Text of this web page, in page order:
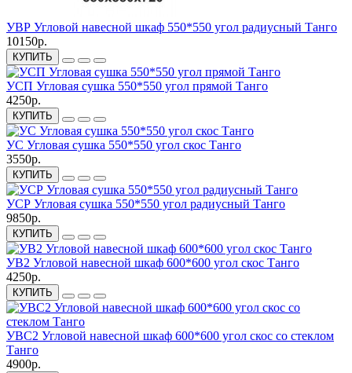
УВР Угловой навесной шкаф 550*550 угол радиусный Танго
10150р.
КУПИТЬ
УСП Угловая сушка 550*550 угол прямой Танго
4250р.
КУПИТЬ
УС Угловая сушка 550*550 угол скос Танго
3550р.
КУПИТЬ
УСР Угловая сушка 550*550 угол радиусный Танго
9850р.
КУПИТЬ
УВ2 Угловой навесной шкаф 600*600 угол скос Танго
4250р.
КУПИТЬ
УВС2 Угловой навесной шкаф 600*600 угол скос со стеклом
Танго
4900р.